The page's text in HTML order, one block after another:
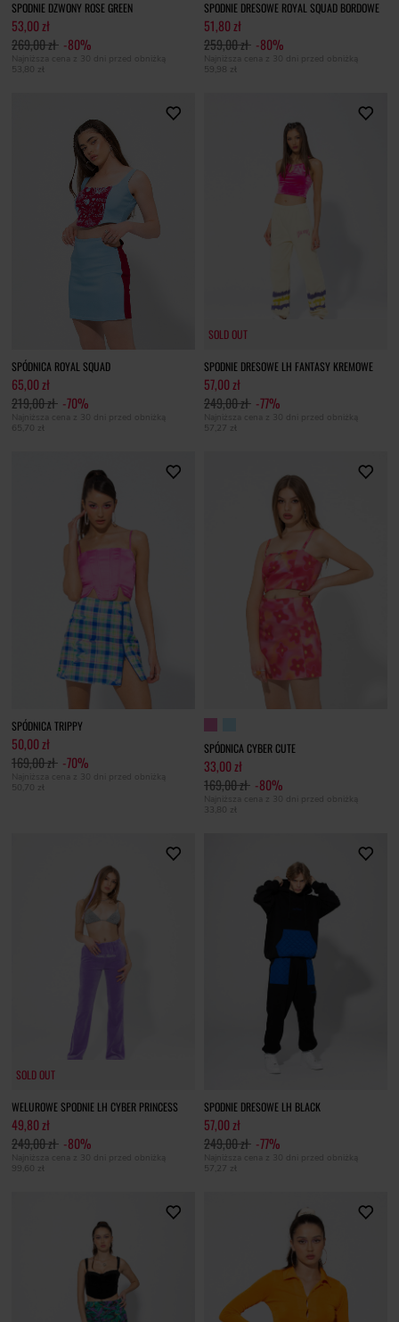
SPODNIE DZWONY ROSE GREEN
53,00 zł
269,00 zł -80%
Najniższa cena z 30 dni przed obniżką
53,80 zł
SPODNIE DRESOWE ROYAL SQUAD BORDOWE
51,80 zł
259,00 zł -80%
Najniższa cena z 30 dni przed obniżką
59,98 zł
SPÓDNICA ROYAL SQUAD
65,00 zł
219,00 zł -70%
Najniższa cena z 30 dni przed obniżką
65,70 zł
SOLD OUT
SOLD OUT
SPODNIE DRESOWE LH FANTASY KREMOWE
57,00 zł
249,00 zł -77%
Najniższa cena z 30 dni przed obniżką
57,27 zł
SPÓDNICA TRIPPY
50,00 zł
169,00 zł -70%
Najniższa cena z 30 dni przed obniżką
50,70 zł
SPÓDNICA CYBER CUTE
33,00 zł
169,00 zł -80%
Najniższa cena z 30 dni przed obniżką
33,80 zł
SOLD OUT
SOLD OUT
WELUROWE SPODNIE LH CYBER PRINCESS
49,80 zł
249,00 zł -80%
Najniższa cena z 30 dni przed obniżką
99,60 zł
SPODNIE DRESOWE LH BLACK
57,00 zł
249,00 zł -77%
Najniższa cena z 30 dni przed obniżką
57,27 zł